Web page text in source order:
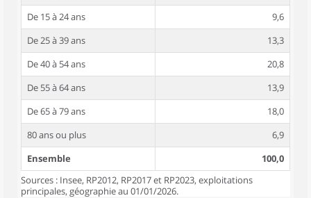
De 15 à 24 ans
9,6
De 25 à 39 ans
13,3
De 40 à 54 ans
20,8
De 55 à 64 ans
13,9
De 65 à 79 ans
18,0
80 ans ou plus
6,9
Ensemble
100,0
Sources : Insee, RP2012, RP2017 et RP2023, exploitations
principales, géographie au 01/01/2026.